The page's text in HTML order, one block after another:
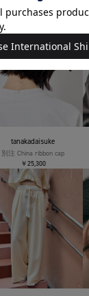
tanakadaisuke
別注 China ribbon cap
￥25,300